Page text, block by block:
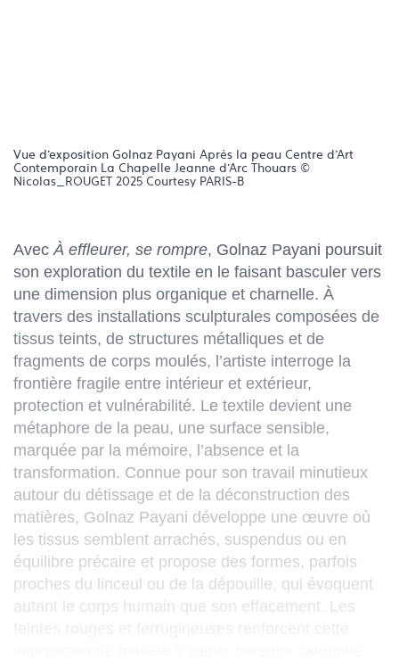
Vue d'exposition Golnaz Payani Après la peau Centre d’Art
Contemporain La Chapelle Jeanne d’Arc Thouars ©
Nicolas_ROUGET 2025 Courtesy PARIS-B
Avec À effleurer, se rompre, Golnaz Payani poursuit
son exploration du textile en le faisant basculer vers
une dimension plus organique et charnelle. À
travers des installations sculpturales composées de
tissus teints, de structures métalliques et de
fragments de corps moulés, l’artiste interroge la
frontière fragile entre intérieur et extérieur,
protection et vulnérabilité. Le textile devient une
métaphore de la peau, une surface sensible,
marquée par la mémoire, l’absence et la
transformation. Connue pour son travail minutieux
autour du détissage et de la déconstruction des
matières, Golnaz Payani développe une œuvre où
les tissus semblent arrachés, suspendus ou en
équilibre précaire et propose des formes, parfois
proches du linceul ou de la dépouille, qui évoquent
autant le corps humain que son effacement. Les